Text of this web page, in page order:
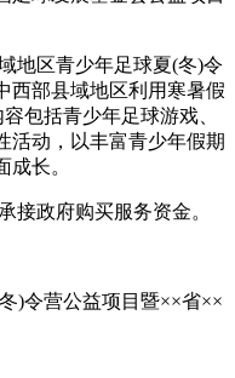
地区青少年足球夏(冬)令
西部县域地区利用寒暑假
包括青少年足球游戏、
活动，以丰富青少年假期
长。
接政府购买服务资金。
令营公益项目暨××省××